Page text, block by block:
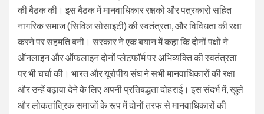
की बैठक की। इस बैठक में मानवाधिकार रक्षकों और पत्रकारों सहित
नागरिक समाज (सिविल सोसाइटी) की स्वतंत्रता, और विविधता की रक्षा
करने पर सहमति बनी। सरकार ने एक बयान में कहा कि दोनों पक्षों ने
ऑनलाइन और ऑफलाइन दोनों प्लेटफॉर्म पर अभिव्यक्ति की स्वतंत्रता
पर भी चर्चा की। भारत और यूरोपीय संघ ने सभी मानवाधिकारों की रक्षा
और उन्हें बढ़ावा देने के लिए अपनी प्रतिबद्धता दोहराई। इस संदर्भ में, खुले
और लोकतांत्रिक समाजों के रूप में दोनों तरफ से मानवाधिकारों की